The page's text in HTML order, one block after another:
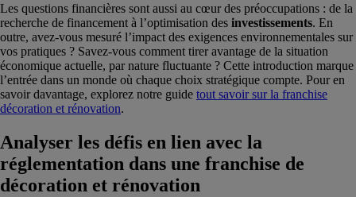
Les questions financières sont aussi au cœur des préoccupations : de la
recherche de financement à l’optimisation des investissements. En
outre, avez-vous mesuré l’impact des exigences environnementales sur
vos pratiques ? Savez-vous comment tirer avantage de la situation
économique actuelle, par nature fluctuante ? Cette introduction marque
l’entrée dans un monde où chaque choix stratégique compte. Pour en
savoir davantage, explorez notre guide tout savoir sur la franchise
décoration et rénovation.
Analyser les défis en lien avec la
réglementation dans une franchise de
décoration et rénovation